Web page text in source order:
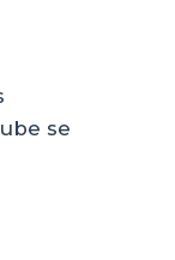
se